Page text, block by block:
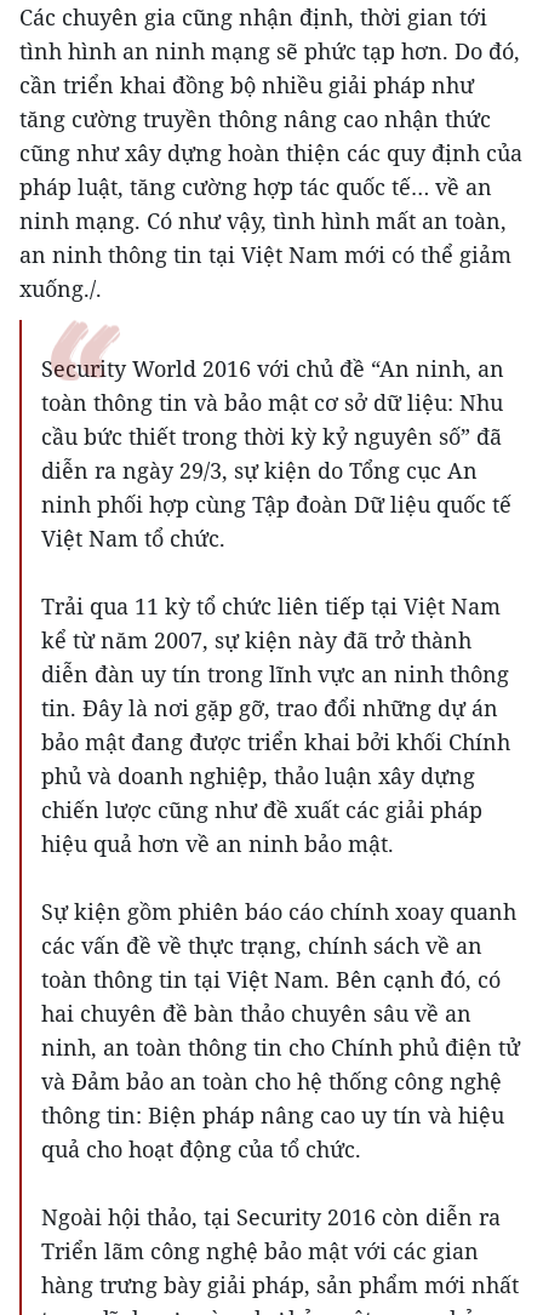
Các chuyên gia cũng nhận định, thời gian tới
tình hình an ninh mạng sẽ phức tạp hơn. Do đó,
cần triển khai đồng bộ nhiều giải pháp như
tăng cường truyền thông nâng cao nhận thức
cũng như xây dựng hoàn thiện các quy định của
pháp luật, tăng cường hợp tác quốc tế… về an
ninh mạng. Có như vậy, tình hình mất an toàn,
an ninh thông tin tại Việt Nam mới có thể giảm
xuống./.
Security World 2016 với chủ đề “An ninh, an
toàn thông tin và bảo mật cơ sở dữ liệu: Nhu
cầu bức thiết trong thời kỳ kỷ nguyên số” đã
diễn ra ngày 29/3, sự kiện do Tổng cục An
ninh phối hợp cùng Tập đoàn Dữ liệu quốc tế
Việt Nam tổ chức.
Trải qua 11 kỳ tổ chức liên tiếp tại Việt Nam
kể từ năm 2007, sự kiện này đã trở thành
diễn đàn uy tín trong lĩnh vực an ninh thông
tin. Đây là nơi gặp gỡ, trao đổi những dự án
bảo mật đang được triển khai bởi khối Chính
phủ và doanh nghiệp, thảo luận xây dựng
chiến lược cũng như đề xuất các giải pháp
hiệu quả hơn về an ninh bảo mật.
Sự kiện gồm phiên báo cáo chính xoay quanh
các vấn đề về thực trạng, chính sách về an
toàn thông tin tại Việt Nam. Bên cạnh đó, có
hai chuyên đề bàn thảo chuyên sâu về an
ninh, an toàn thông tin cho Chính phủ điện tử
và Đảm bảo an toàn cho hệ thống công nghệ
thông tin: Biện pháp nâng cao uy tín và hiệu
quả cho hoạt động của tổ chức.
Ngoài hội thảo, tại Security 2016 còn diễn ra
Triển lãm công nghệ bảo mật với các gian
hàng trưng bày giải pháp, sản phẩm mới nhất